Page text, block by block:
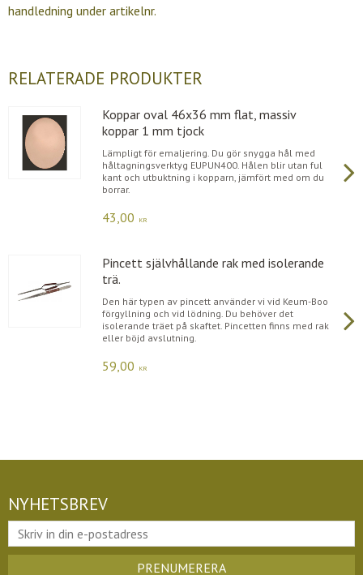
handledning under artikelnr.
RELATERADE PRODUKTER
Koppar oval 46x36 mm flat, massiv
koppar 1 mm tjock
Lämpligt för emaljering. Du gör snygga hål med
håltagningsverktyg EUPUN400. Hålen blir utan ful
kant och utbuktning i kopparn, jämfört med om du
borrar.
43,00 KR
Pincett självhållande rak med isolerande
trä.
Den här typen av pincett använder vi vid Keum-Boo
förgyllning och vid lödning. Du behöver det
isolerande träet på skaftet. Pincetten finns med rak
eller böjd avslutning.
59,00 KR
NYHETSBREV
PRENUMERERA